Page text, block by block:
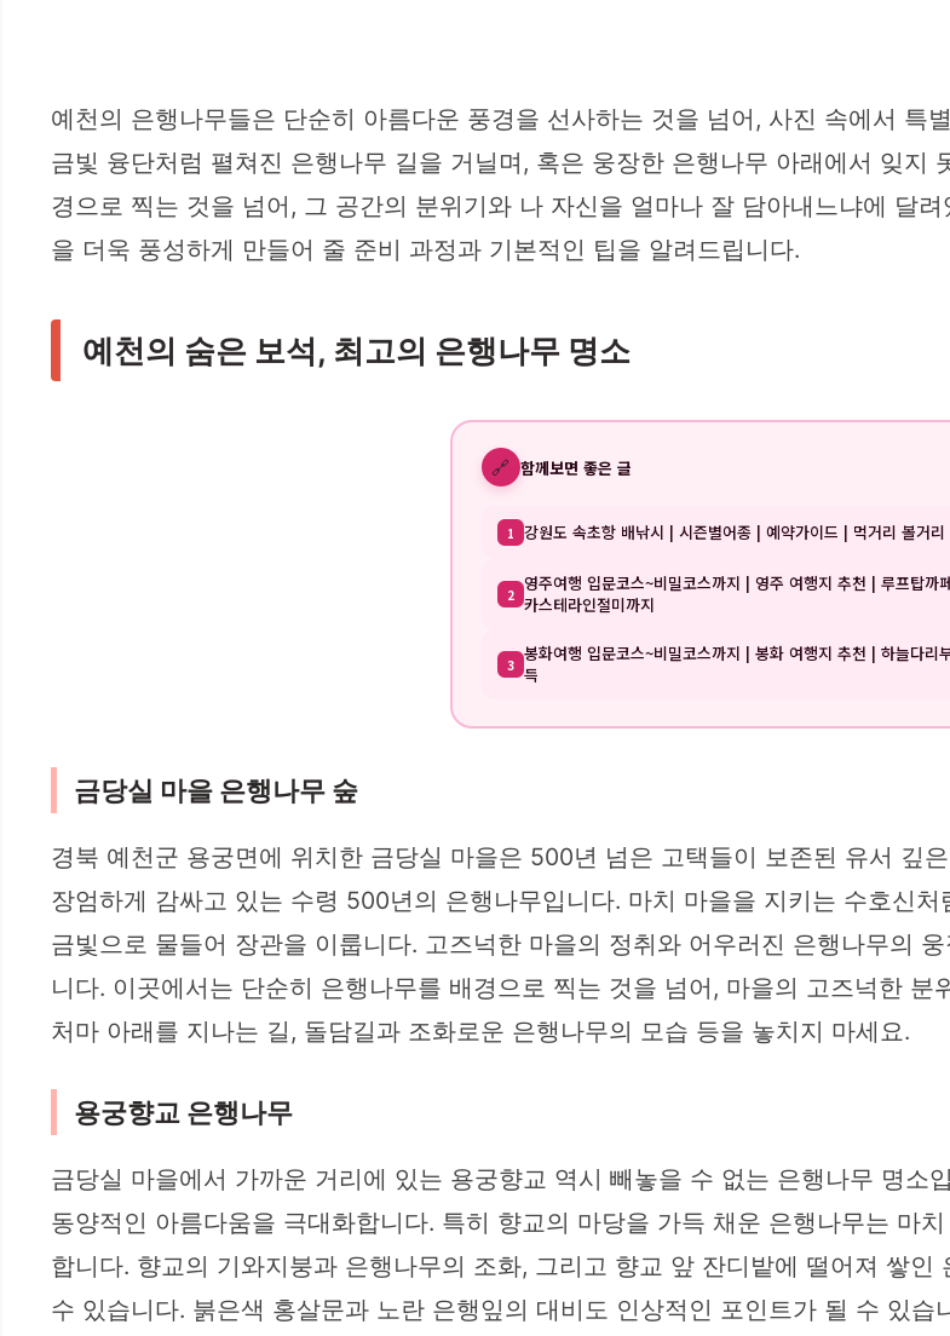
예천의 은행나무들은 단순히 아름다운 풍경을 선사하는 것을 넘어, 사진 속에서 특
금빛 융단처럼 펼쳐진 은행나무 길을 거닐며, 혹은 웅장한 은행나무 아래에서 잊지
경으로 찍는 것을 넘어, 그 공간의 분위기와 나 자신을 얼마나 잘 담아내느냐에 달
을 더욱 풍성하게 만들어 줄 준비 과정과 기본적인 팁을 알려드립니다.
예천의 숨은 보석, 최고의 은행나무 명소
🔗 함께보면 좋은 글
1 강원도 속초항 배낚시 | 시즌별어종 | 예약가이드 | 먹거리 볼거리
2 영주여행 입문코스~비밀코스까지 | 영주 여행지 추천 | 루프탑까
카스테라인절미까지
3 봉화여행 입문코스~비밀코스까지 | 봉화 여행지 추천 | 하늘다리
득
금당실 마을 은행나무 숲
경북 예천군 용궁면에 위치한 금당실 마을은 500년 넘은 고택들이 보존된 유서 깊
장엄하게 감싸고 있는 수령 500년의 은행나무입니다. 마치 마을을 지키는 수호신
금빛으로 물들어 장관을 이룹니다. 고즈넉한 마을의 정취와 어우러진 은행나무의
니다. 이곳에서는 단순히 은행나무를 배경으로 찍는 것을 넘어, 마을의 고즈넉한
처마 아래를 지나는 길, 돌담길과 조화로운 은행나무의 모습 등을 놓치지 마세요.
용궁향교 은행나무
금당실 마을에서 가까운 거리에 있는 용궁향교 역시 빼놓을 수 없는 은행나무 명소
동양적인 아름다움을 극대화합니다. 특히 향교의 마당을 가득 채운 은행나무는 마
합니다. 향교의 기와지붕과 은행나무의 조화, 그리고 향교 앞 잔디밭에 떨어져 쌓
수 있습니다. 붉은색 홍살문과 노란 은행잎의 대비도 인상적인 포인트가 될 수 있